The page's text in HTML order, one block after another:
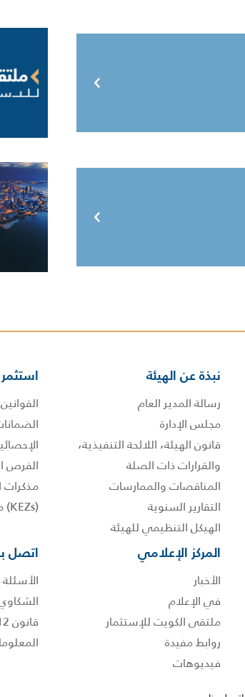
نبذة عن الهيئة
رسالة المدير العام
مجلس الإدارة
قانون الهيئة، اللائحة التنفيذية،
والقرارات ذات الصلة
المناقصات والممارسات
التقارير السنوية
الهيكل التنظيمي للهيئة
الفرص
مذكرات
(KEZs) مناطق الكويت الاقتصادية
المركز الإعلامي
الأخبار
في الإعلام
ملتقى الكويت للإستثمار
روابط مفيدة
فيديوهات
اتصل